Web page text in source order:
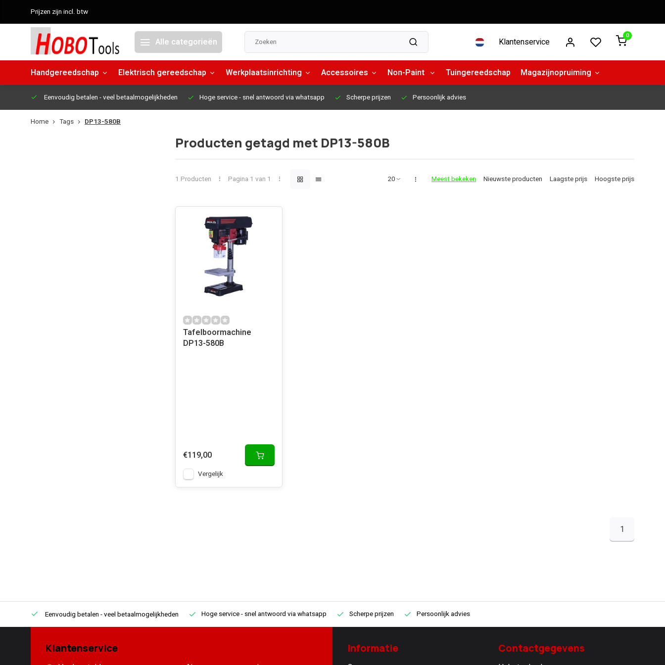
Prijzen zijn incl. btw
Alle categorieën Klantenservice
0
Handgereedschap Elektrisch gereedschap Werkplaatsinrichting Accessoires Non-Paint Tuingereedschap Magazijnopruiming
Eenvoudig betalen - veel betaalmogelijkheden Hoge service- snel antwoord via whatsapp Scherpe prijzen Persoonlijk advies
Home Tags DP13-580B
Producten getagd met DP13-580B
1 Producten Pagina 1 van 1 Meest bekeken Nieuwste producten Laagste prijs Hoogste prijs
Tafelboormachine
DP13-580B
€119,00
Vergelijk
1
Eenvoudig betalen - veel betaalmogelijkheden Hoge service- snel antwoord via whatsapp Scherpe prijzen Persoonlijk advies
Klantenservice Informatie Contactgegevens